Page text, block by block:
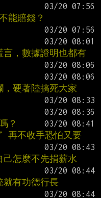
能賠錢？
，數據證明也都有
硬著陸搞死大家
？
再不收手恐怕又要
怎麼不先捐薪水
有功德行長